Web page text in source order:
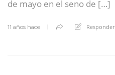
de mayo en el seno de […]
11 años hace Responder